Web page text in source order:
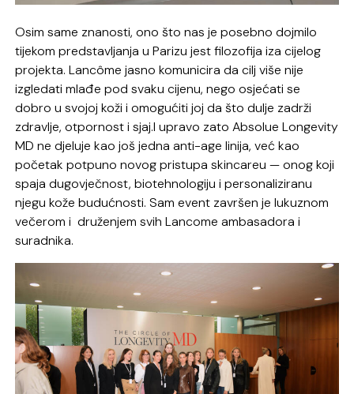
Osim same znanosti, ono što nas je posebno dojmilo
tijekom predstavljanja u Parizu jest filozofija iza cijelog
projekta. Lancôme jasno komunicira da cilj više nije
izgledati mlađe pod svaku cijenu, nego osjećati se
dobro u svojoj koži i omogućiti joj da što dulje zadrži
zdravlje, otpornost i sjaj.I upravo zato Absolue Longevity
MD ne djeluje kao još jedna anti-age linija, već kao
početak potpuno novog pristupa skincareu — onog koji
spaja dugovječnost, biotehnologiju i personaliziranu
njegu kože budućnosti. Sam event završen je lukuznom
večerom i druženjem svih Lancome ambasadora i
suradnika.